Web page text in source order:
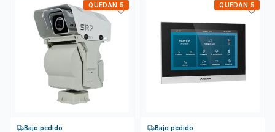
Bajo pedido
QUEDAN 5
Bajo pedido
QUEDAN 5